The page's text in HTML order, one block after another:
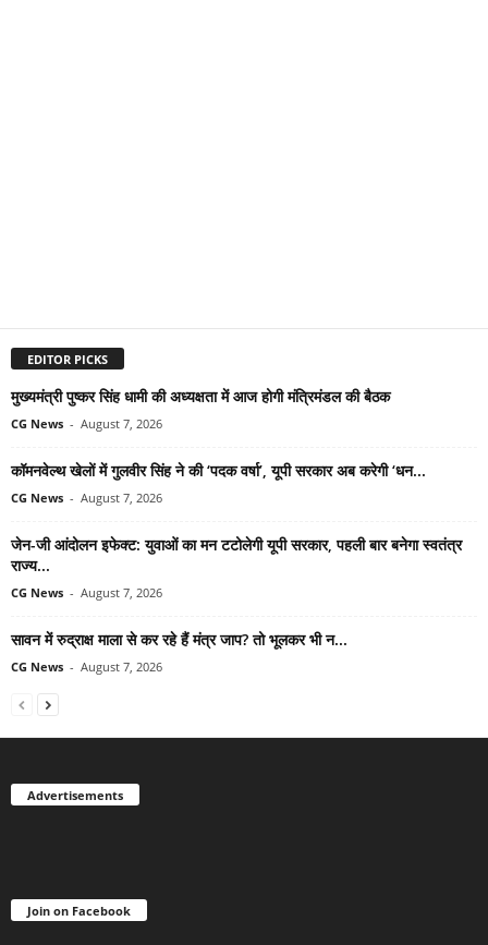
EDITOR PICKS
मुख्यमंत्री पुष्कर सिंह धामी की अध्यक्षता में आज होगी मंत्रिमंडल की बैठक
CG News - August 7, 2026
कॉमनवेल्थ खेलों में गुलवीर सिंह ने की ‘पदक वर्षा’, यूपी सरकार अब करेगी ‘धन...
CG News - August 7, 2026
जेन-जी आंदोलन इफेक्ट: युवाओं का मन टटोलेगी यूपी सरकार, पहली बार बनेगा स्वतंत्र
राज्य...
CG News - August 7, 2026
सावन में रुद्राक्ष माला से कर रहे हैं मंत्र जाप? तो भूलकर भी न...
CG News - August 7, 2026
Advertisements
Join on Facebook